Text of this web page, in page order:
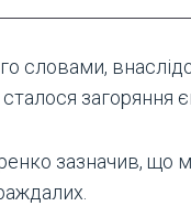
словами,
загоряння
зазначив, що